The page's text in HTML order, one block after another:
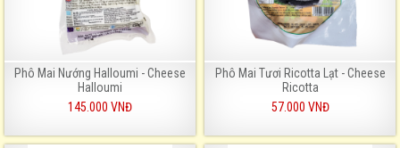
Phô Mai Nướng Halloumi - Cheese
Halloumi
145.000 VNĐ
Phô Mai Tươi Ricotta Lạt - Cheese
Ricotta
57.000 VNĐ